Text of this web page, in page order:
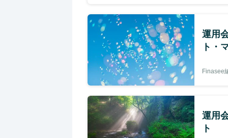
運用
ト・
Finasee
運用
ト